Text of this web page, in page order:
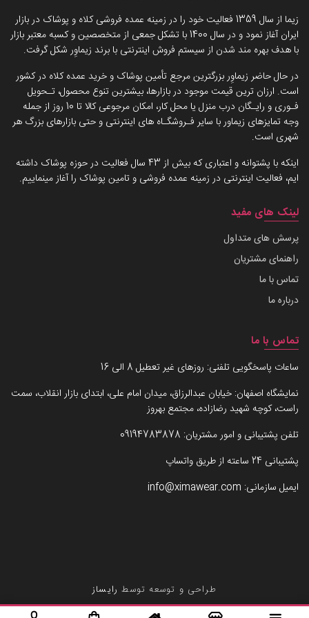
زیما از سال 1359 فعالیت خود را در زمینه عمده فروشی کلاه و پوشاک در بازار
ایران آغاز نمود و در سال 1400 با تشکل جمعی از متخصصین و کسبه معتبر بازار
با هدف بهره مند شدن از سیستم فروش اینترنتی با برند زیماوِر شکل گرفت.
در حال حاضر زیماوِر بزرگترین مرجع تأمین پوشاک و خرید عمده کلاه در کشور
است. ارزان ترین قیمت موجود در بازارها، بیشترین تنوع محصول، تـحویل
فـوری و رایـگان درب منزل یا محل کار، امکان مرجوعی کالا تا 10 روز از جمله
وجه تمایزهای زیماور با سایر فـروشگـاه های اینترنتی و حتی بازارهای بزرگ هر
شهری است.
اینکه با پشتوانه و اعتباری که بیش از 43 سال فعالیت در حوزه پوشاک داشته
ایم، فعالیت اینترنتی در زمینه عمده فروشی و تامین پوشاک را آغاز مینماییم.
لینک های مفید
پرسش های متداول
راهنمای مشتریان
تماس با ما
درباره ما
تماس با ما
ساعات پاسخگویی تلفنی: روزهای غیر تعطیل 8 الی 16
نمایشگاه اصفهان: خیابان عبدالرزاق، میدان امام علی، ابتدای بازار انقلاب، سمت
راست، کوچه شهید رضازاده، مجتمع بهروز
تلفن پشتیبانی و امور مشتریان: 09194783878
پشتیبانی 24 ساعته از طریق واتساپ
ایمیل سازمانی: info@ximawear.com
طراحی و توسعه توسط رایساز